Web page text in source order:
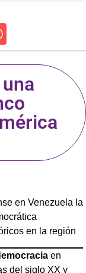
en Venezuela la
en la región
en
del siglo XX y